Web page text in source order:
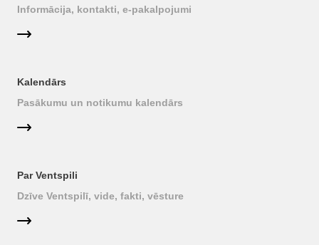
Informācija, kontakti, e-pakalpojumi
Kalendārs
Pasākumu un notikumu kalendārs
Par Ventspili
Dzīve Ventspilī, vide, fakti, vēsture